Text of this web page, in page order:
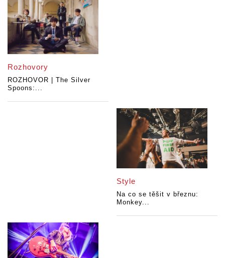
Rozhovory
ROZHOVOR | The Silver
Spoons:...
Style
Na co se těšit v březnu:
Monkey...